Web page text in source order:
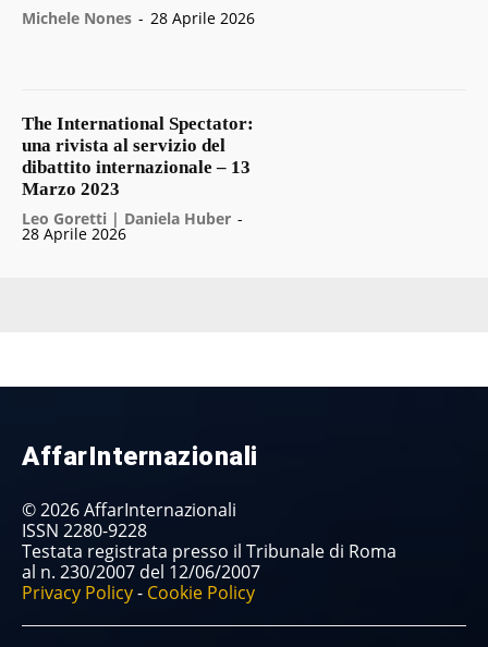
Michele Nones - 28 Aprile 2026
The International Spectator:
una rivista al servizio del
dibattito internazionale – 13
Marzo 2023
Leo Goretti | Daniela Huber -
28 Aprile 2026
AffarInternazionali
© 2026 AffarInternazionali
ISSN 2280-9228
Testata registrata presso il Tribunale di Roma
al n. 230/2007 del 12/06/2007
Privacy Policy- Cookie Policy